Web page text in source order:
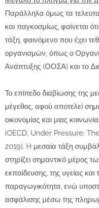
Παράλληλα όμως τα
και παγκοσμίως, φαίνεται
τάξη, φαινόμενο που έχει
οργανισμών, όπως ο
Ανάπτυξης (ΟΟΣΑ) και το
Το επίπεδο διαβίωσης της
μέγεθος, αφού αποτελεί
οικονομίας και μιας
(OECD, Under Pressure:
2019). H μεσαία τάξη
στηρίζει σημαντικό μέρος
εκπαίδευσης, της υγείας
παραγωγικότητα, ενώ
ασφάλισης μέσω της